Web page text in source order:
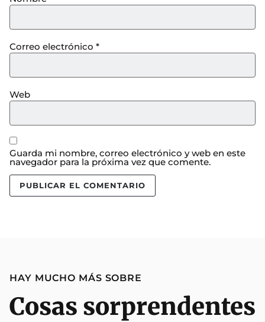
Correo electrónico *
Web
Guarda mi nombre, correo electrónico y web en este
navegador para la próxima vez que comente.
HAY MUCHO MÁS SOBRE
Cosas sorprendentes